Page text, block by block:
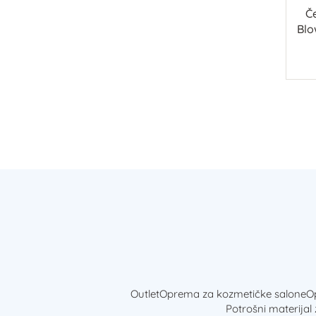
OutletOprema za kozmetičke salone
Potrošni materijal